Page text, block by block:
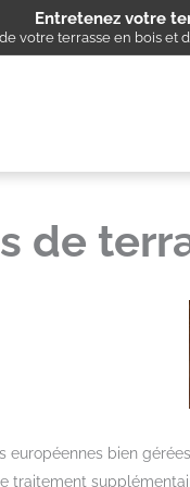
Entretenez votre
votre terrasse en bois et
de
européennes bien
traitement